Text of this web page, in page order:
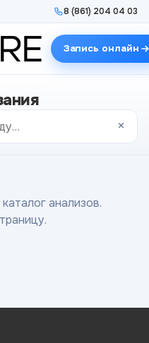
8 (861) 204 04 03
Запись онлайн
×
анализов.